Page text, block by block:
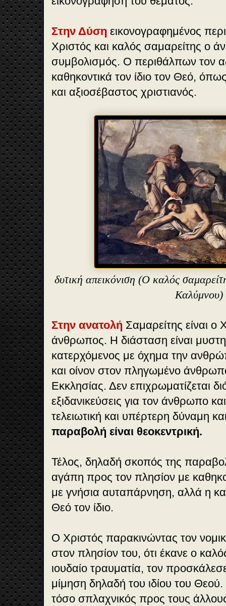
Στην Δύση εικονογραφημένος
Χριστός και καλός σαμαρείτης ο
συμβολισμός. Ο περιθάλπων τον
καθηκοντικά τον ίδιο τον Θεό,
και αξιοσέβαστος χριστιανός.
δυτική απεικόνιση (Ο καλός
Καλύμνου)
Στην ανατολή Σαμαρείτης είναι ο
άνθρωπος. Η διάσταση είναι
κατερχόμενος με όχημα την
και οίνον στον πληγωμένο
Εκκλησίας. Δεν επιχρωματίζεται
εξιδανικεύσεις για τον άνθρωπο
τελειωτική και υπέρτερη δύναμη
παραβολή είναι θεοκεντρική.
Τέλος, δηλαδή σκοπός της
αγάπη προς τον πλησίον με
με γνήσια αυταπάρνηση, αλλά η
Θεό τον ίδιο.
Ο Χριστός παρακινώντας τον
στον πλησίον του, ότι έκανε ο
ιουδαίο τραυματία, τον
μίμηση δηλαδή του ιδίου του Θεού.
τόσο σπλαχνικός προς τους